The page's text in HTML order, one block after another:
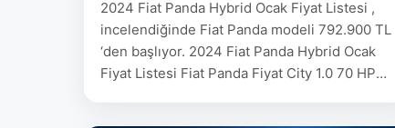
2024 Fiat Panda Hybrid Ocak Fiyat Listesi ,
incelendiğinde Fiat Panda modeli 792.900 TL
‘den başlıyor. 2024 Fiat Panda Hybrid Ocak
Fiyat Listesi Fiat Panda Fiyat City 1.0 70 HP